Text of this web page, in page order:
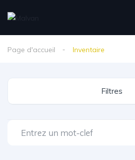
Page d'accueil Inventaire
Filtres